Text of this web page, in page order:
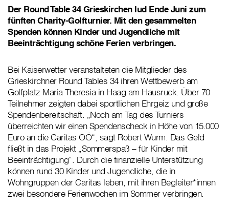
Der Round Table 34 Grieskirchen lud Ende Juni zum
fünften Charity-Golfturnier. Mit den gesammelten
Spenden können Kinder und Jugendliche mit
Beeinträchtigung schöne Ferien verbringen.
Bei Kaiserwetter veranstalteten die Mitglieder des
Grieskirchner Round Tables 34 ihren Wettbewerb am
Golfplatz Maria Theresia in Haag am Hausruck. Über 70
Teilnehmer zeigten dabei sportlichen Ehrgeiz und große
Spendenbereitschaft. „Noch am Tag des Turniers
überreichten wir einen Spendenscheck in Höhe von 15.000
Euro an die Caritas OÖ“, sagt Robert Wurm. Das Geld
fließt in das Projekt „Sommerspaß – für Kinder mit
Beeinträchtigung“. Durch die finanzielle Unterstützung
können rund 30 Kinder und Jugendliche, die in
Wohngruppen der Caritas leben, mit ihren Begleiter*innen
zwei besondere Ferienwochen im Sommer verbringen.